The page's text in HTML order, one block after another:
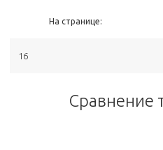
На странице:
Сравнение